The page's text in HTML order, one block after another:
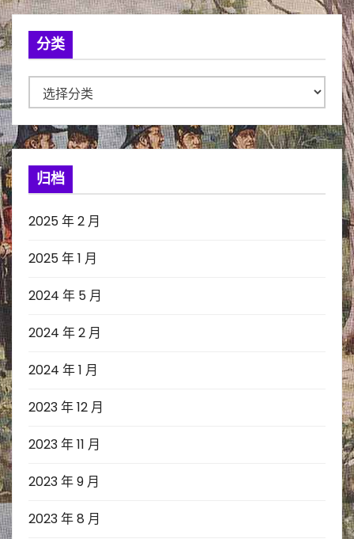
分类
类
归档
2025 年 2 月
2025 年 1 月
2024 年 5 月
2024 年 2 月
2024 年 1 月
2023 年 12 月
2023 年 11 月
2023 年 9 月
2023 年 8 月